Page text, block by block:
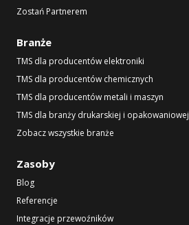
Zostań Partnerem
Branże
TMS dla producentów elektroniki
TMS dla producentów chemicznych
TMS dla producentów metali i maszyn
TMS dla branży drukarskiej i opakowaniowej
Zobacz wszystkie branże
Zasoby
Blog
Referencje
Integracje przewoźników